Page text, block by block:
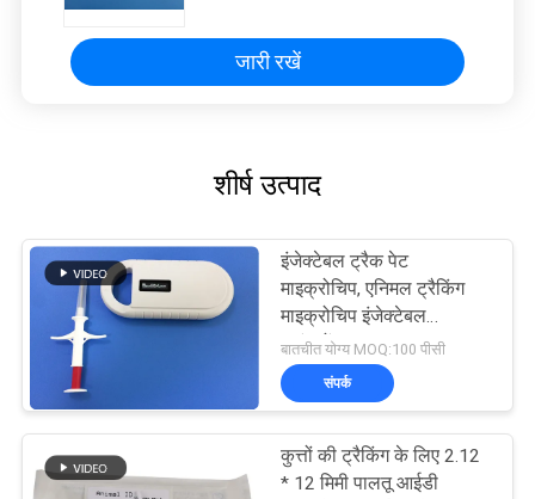
जारी रखें
शीर्ष उत्पाद
इंजेक्टेबल ट्रैक पेट
माइक्रोचिप, एनिमल ट्रैकिंग
माइक्रोचिप इंजेक्टेबल
ट्रांसपोंडर
बातचीत योग्य MOQ:100 पीसी
संपर्क
कुत्तों की ट्रैकिंग के लिए 2.12
* 12 मिमी पालतू आईडी